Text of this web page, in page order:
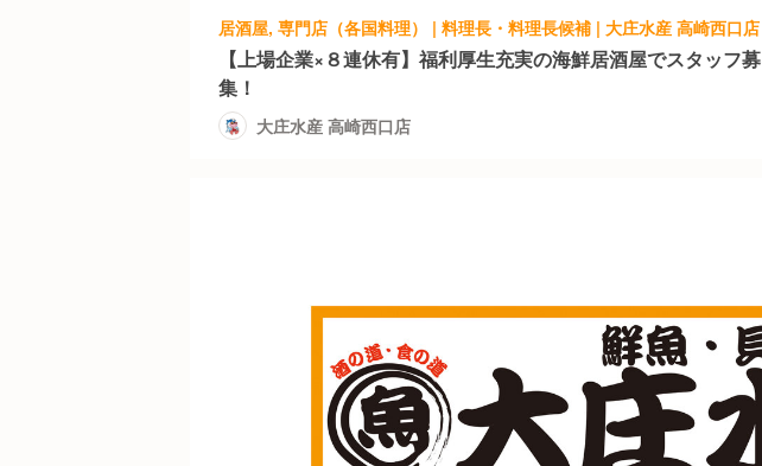
居酒屋, 専門店（各国料理） | 料理長・料理長候補 | 大庄水産 高崎西口店
【上場企業×８連休有】福利厚生充実の海鮮居酒屋でスタッフ募
集！
大庄水産 高崎西口店